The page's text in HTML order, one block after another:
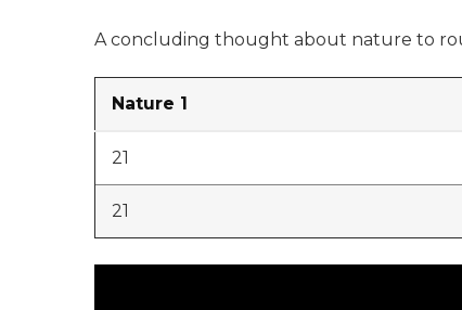
A concluding thought about nature to
Nature 1
21
21